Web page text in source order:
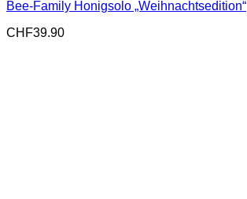
Bee-Family Honigsolo „Weihnachtsedition“
CHF39.90